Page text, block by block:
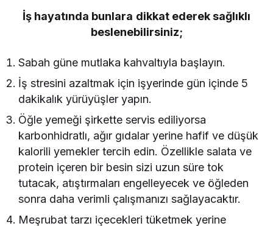
İş hayatında bunlara dikkat ederek sağlıklı
beslenebilirsiniz;
Sabah güne mutlaka kahvaltıyla başlayın.
İş stresini azaltmak için işyerinde gün içinde 5
dakikalık yürüyüşler yapın.
Öğle yemeği şirkette servis ediliyorsa
karbonhidratlı, ağır gıdalar yerine hafif ve düşük
kalorili yemekler tercih edin. Özellikle salata ve
protein içeren bir besin sizi uzun süre tok
tutacak, atıştırmaları engelleyecek ve öğleden
sonra daha verimli çalışmanızı sağlayacaktır.
Meşrubat tarzı içecekleri tüketmek yerine